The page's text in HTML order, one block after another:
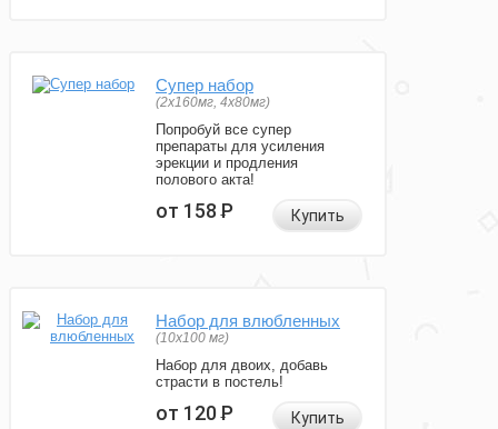
Супер набор
(2х160мг, 4х80мг)
Попробуй все супер
препараты для усиления
эрекции и продления
полового акта!
от 158Р Купить
Набор для влюбленных
(10х100 мг)
Набор для двоих, добавь
страсти в постель!
от 120Р Купить